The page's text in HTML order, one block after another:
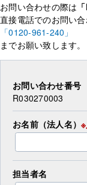
お問い合わせの際は
直接電話でのお問い
「0120-961-240」
までお願い致します。
お問い合わせ番号
R030270003
お名前（法人名）
担当者名